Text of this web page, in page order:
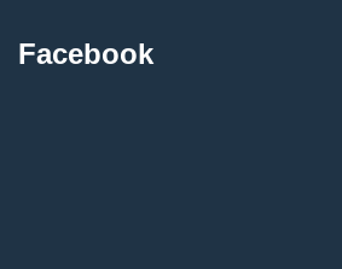
Facebook